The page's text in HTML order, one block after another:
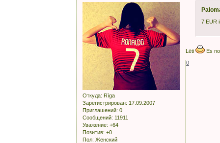
Откуда: Rīga
Зарегистрирован: 17.09.2007
Приглашений: 0
Сообщений: 11911
Уважение: +64
Позитив: +0
Пол: Женский
7 EUR
Lēti
Es
0